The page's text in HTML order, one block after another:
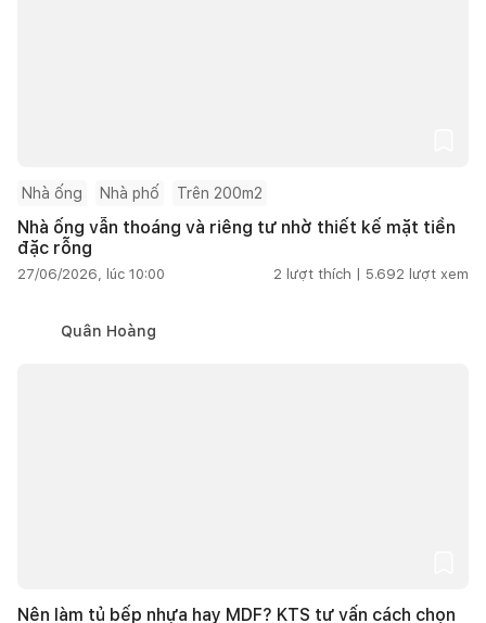
Nhà ống Nhà phố Trên 200m2
Nhà ống vẫn thoáng và riêng tư nhờ thiết kế mặt tiền
đặc rỗng
27/06/2026, lúc 10:00 2 lượt thích | 5.692 lượt xem
Quân Hoàng
Nên làm tủ bếp nhựa hay MDF? KTS tư vấn cách chọn